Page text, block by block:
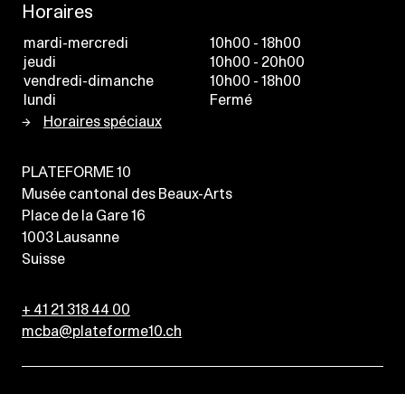
Horaires
mardi-mercredi
10h00 - 18h00
jeudi
10h00 - 20h00
vendredi-dimanche
10h00 - 18h00
lundi
Fermé
Horaires spéciaux
PLATEFORME 10
Musée cantonal des Beaux-Arts
Place de la Gare 16
1003 Lausanne
Suisse
+ 41 21 318 44 00
mcba@plateforme10.ch